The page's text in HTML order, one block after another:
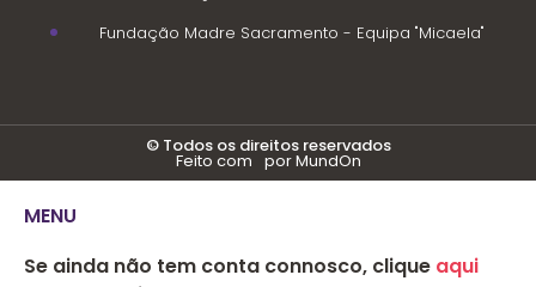
Fundação Madre Sacramento - Equipa "Micaela"
© Todos os direitos reservados
Feito com por MundOn
MENU
Se ainda não tem conta connosco, clique aqui